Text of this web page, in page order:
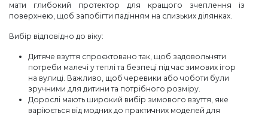
мати глибокий протектор для кращого зчеплення із
поверхнею, щоб запобігти падінням на слизьких ділянках.
Вибір відповідно до віку:
Дитяче взуття спроєктовано так, щоб задовольняти
потреби малечі у теплі та безпеці під час зимових ігор
на вулиці. Важливо, щоб черевики або чоботи були
зручними для дитини та потрібного розміру.
Дорослі мають широкий вибір зимового взуття, яке
варіюється від модних до практичних моделей для